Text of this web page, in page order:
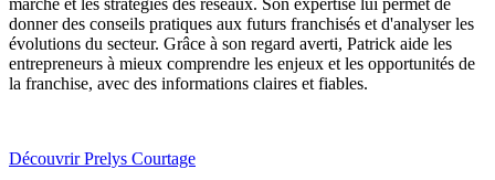
marché et les stratégies des réseaux. Son expertise lui permet de
donner des conseils pratiques aux futurs franchisés et d'analyser les
évolutions du secteur. Grâce à son regard averti, Patrick aide les
entrepreneurs à mieux comprendre les enjeux et les opportunités de
la franchise, avec des informations claires et fiables.
Découvrir Prelys Courtage